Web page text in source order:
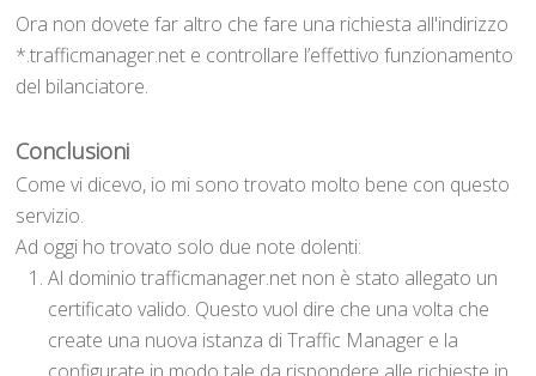
Ora non dovete far altro che fare una richiesta all'indirizzo
*.trafficmanager.net e controllare l’effettivo funzionamento
del bilanciatore.
Conclusioni
Come vi dicevo, io mi sono trovato molto bene con questo
servizio.
Ad oggi ho trovato solo due note dolenti:
Al dominio trafficmanager.net non è stato allegato un
certificato valido. Questo vuol dire che una volta che
create una nuova istanza di Traffic Manager e la